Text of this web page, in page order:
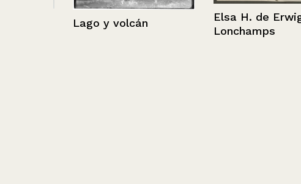
Lago y volcán
Elsa H. de Erwig en
Lonchamps